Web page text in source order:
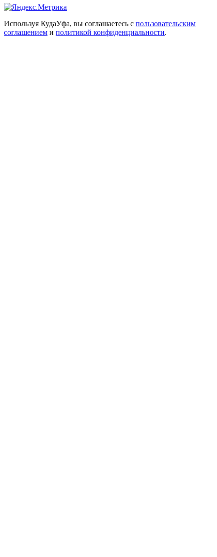
Используя КудаУфа, вы соглашаетесь с пользовательским
соглашением и политикой конфиденциальности.